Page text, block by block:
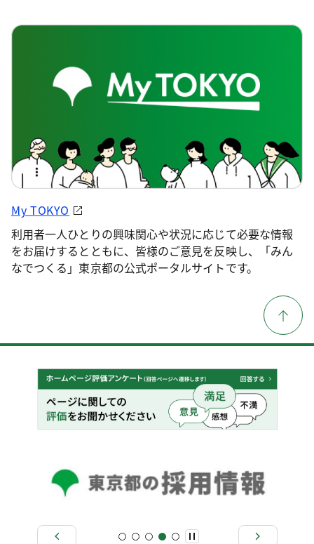
My TOKYO
利用者一人ひとりの興味関心や状況に応じて必要な情報
をお届けするとともに、皆様のご意見を反映し、「みん
なでつくる」東京都の公式ポータルサイトです。